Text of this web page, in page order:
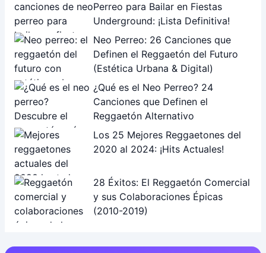
Perreo para Bailar en Fiestas
Underground: ¡Lista Definitiva!
Neo Perreo: 26 Canciones que
Definen el Reggaetón del Futuro
(Estética Urbana & Digital)
¿Qué es el Neo Perreo? 24
Canciones que Definen el
Reggaetón Alternativo
Los 25 Mejores Reggaetones del
2020 al 2024: ¡Hits Actuales!
28 Éxitos: El Reggaetón Comercial
y sus Colaboraciones Épicas
(2010-2019)